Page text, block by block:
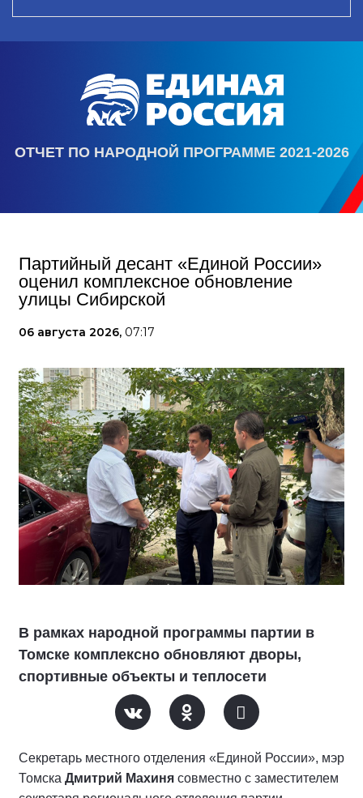
ОТЧЕТ ПО НАРОДНОЙ ПРОГРАММЕ 2021-2026
Партийный десант «Единой России»
оценил комплексное обновление
улицы Сибирской
06 августа 2026, 07:17
В рамках народной программы партии в
Томске комплексно обновляют дворы,
спортивные объекты и теплосети
Секретарь местного отделения «Единой России», мэр
Томска Дмитрий Махиня совместно с заместителем